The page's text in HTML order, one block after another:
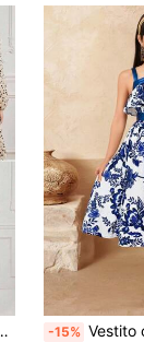
-15% Vestito casual e di stile per